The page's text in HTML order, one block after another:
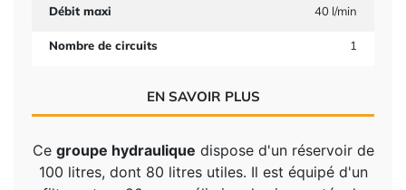
Débit maxi 40 l/min
Nombre de circuits 1
EN SAVOIR PLUS
Ce groupe hydraulique dispose d'un réservoir de
100 litres, dont 80 litres utiles. Il est équipé d'un